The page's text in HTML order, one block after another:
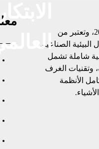
الابتكار
تأسست مجموعة جيسو البيئية في عام 2003، وتعتبر من
الصناعية.
شاملة تشمل
وتقنيات الغرف
الأنظمة